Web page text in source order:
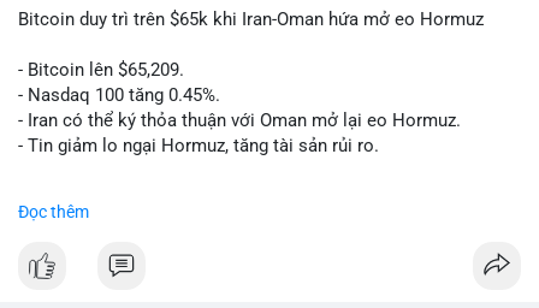
Bitcoin duy trì trên $65k khi Iran-Oman hứa mở eo Hormuz
- Bitcoin lên $65,209.
- Nasdaq 100 tăng 0.45%.
- Iran có thể ký thỏa thuận với Oman mở lại eo Hormuz.
- Tin giảm lo ngại Hormuz, tăng tài sản rủi ro.
Đọc thêm